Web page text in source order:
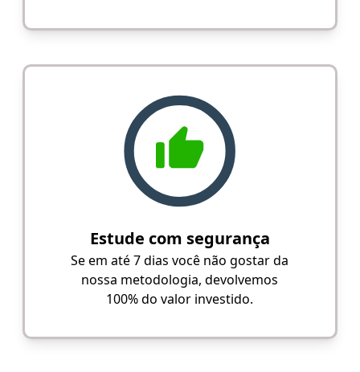
Estude com segurança
Se em até 7 dias você não gostar da
nossa metodologia, devolvemos
100% do valor investido.